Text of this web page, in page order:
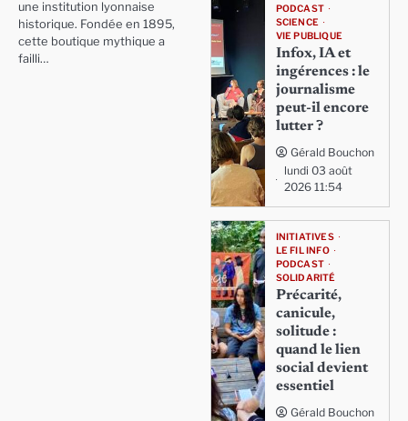
une institution lyonnaise
historique. Fondée en 1895,
cette boutique mythique a
failli…
PODCAST
SCIENCE
VIE PUBLIQUE
Infox, IA et
ingérences : le
journalisme
peut-il encore
lutter ?
Gérald Bouchon
lundi 03 août
2026 11:54
INITIATIVES
LE FIL INFO
PODCAST
SOLIDARITÉ
Précarité,
canicule,
solitude :
quand le lien
social devient
essentiel
Gérald Bouchon